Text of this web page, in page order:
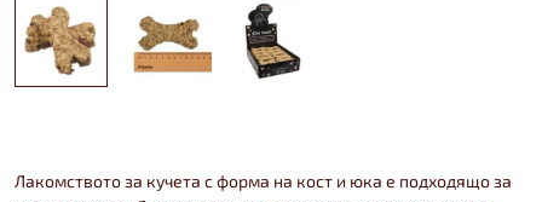
Лакомството за кучета с форма на кост и юка е подходящо за